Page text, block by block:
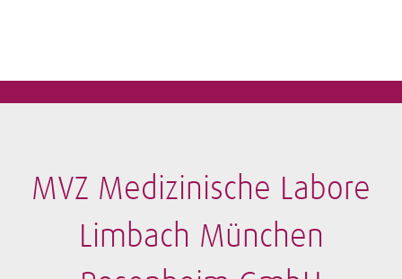
MVZ Medizinische Labore
Limbach München